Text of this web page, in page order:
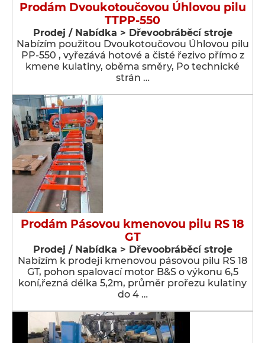
Prodám Dvoukotoučovou Úhlovou pilu
TTPP-550
Prodej / Nabídka > Dřevoobráběcí stroje
Nabízím použitou Dvoukotoučovou Úhlovou pilu
PP-550 , vyřezává hotové a čisté řezivo přímo z
kmene kulatiny, oběma směry, Po technické
strán …
Prodám Pásovou kmenovou pilu RS 18
GT
Prodej / Nabídka > Dřevoobráběcí stroje
Nabízím k prodeji kmenovou pásovou pilu RS 18
GT, pohon spalovací motor B&S o výkonu 6,5
koní,řezná délka 5,2m, průměr prořezu kulatiny
do 4 …